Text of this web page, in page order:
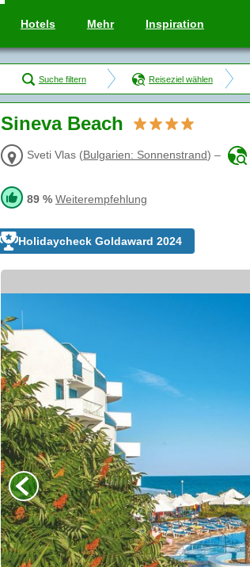
Hotels Mehr Inspiration
Suche filtern Reiseziel wählen
Sineva Beach
Sveti Vlas (Bulgarien: Sonnenstrand) –
89 % Weiterempfehlung
Holidaycheck Goldaward 2024